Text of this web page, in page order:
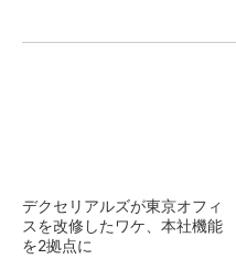
デクセリアルズが東京オフィ
スを改修したワケ、本社機能
を2拠点に